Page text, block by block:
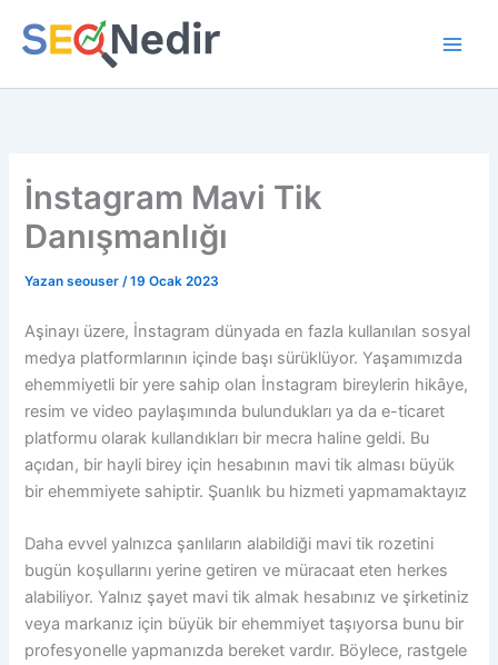
atla
İnstagram Mavi Tik
Danışmanlığı
Yazan seouser/19 Ocak 2023
Aşinayı üzere, İnstagram dünyada en fazla kullanılan sosyal
medya platformlarının içinde başı sürüklüyor. Yaşamımızda
ehemmiyetli bir yere sahip olan İnstagram bireylerin hikâye,
resim ve video paylaşımında bulundukları ya da e-ticaret
platformu olarak kullandıkları bir mecra haline geldi. Bu
açıdan, bir hayli birey için hesabının mavi tik alması büyük
bir ehemmiyete sahiptir. Şuanlık bu hizmeti yapmamaktayız
Daha evvel yalnızca şanlıların alabildiği mavi tik rozetini
bugün koşullarını yerine getiren ve müracaat eten herkes
alabiliyor. Yalnız şayet mavi tik almak hesabınız ve şirketiniz
veya markanız için büyük bir ehemmiyet taşıyorsa bunu bir
profesyonelle yapmanızda bereket vardır. Böylece, rastgele